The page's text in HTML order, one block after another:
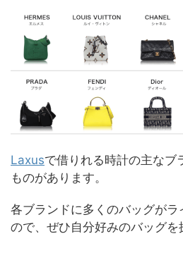
Laxusで借りれる時計の主なブ
ものがあります。
各ブランドに多くのバッグが
ので、ぜひ自分好みのバッグを